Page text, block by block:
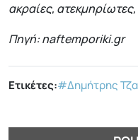
ακραίες,
Πηγή: naftemporiki.gr
Ετικέτες:#Δημήτρης